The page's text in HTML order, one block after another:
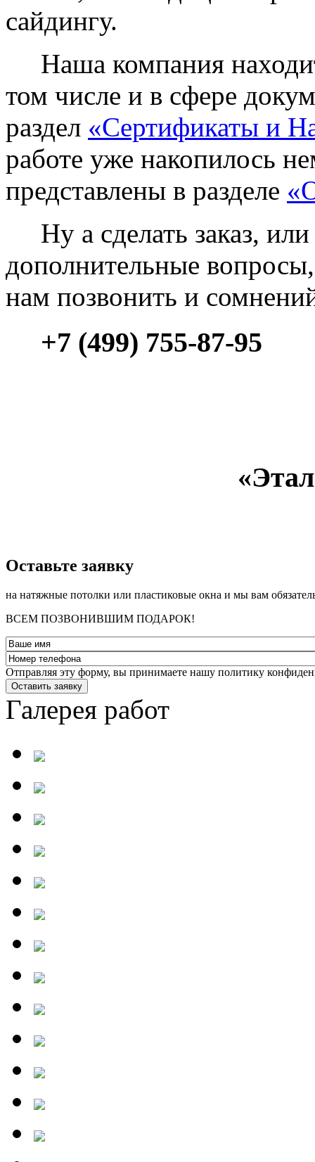
сайдингу.
Наша компания
том числе и в сфере
раздел «Сертификаты и
работе уже накопилось
представлены в разделе
Ну а сделать заказ, или
дополнительные вопросы,
нам позвонить и
+7 (499) 755-87-95
­Оставьте заявку
на натяжные потолки или пластиковые окна и мы вам
ВСЕМ ПОЗВОНИВШИМ ПОДАРОК!
Отправляя эту форму, вы принимаете нашу политику
Оставить заявку
Галерея работ